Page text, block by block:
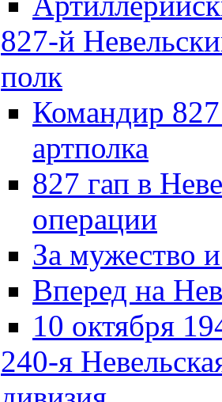
827-й
полк
Командир 827
артполка
827 гап в
операции
За мужество
Вперед на
10 октября
240-я